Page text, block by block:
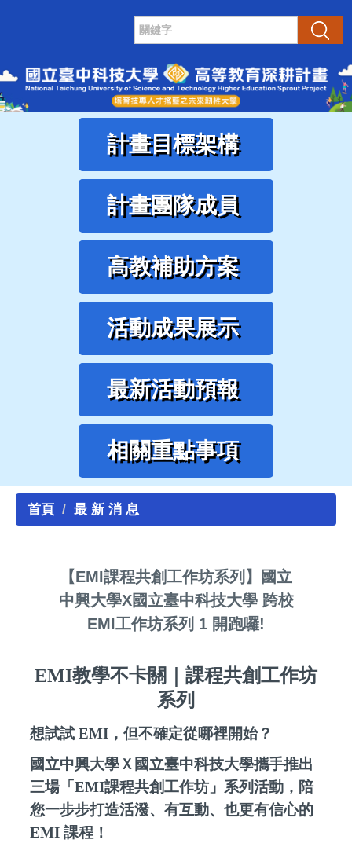
內
區
搜尋
計畫目標架構
計畫團隊成員
高教補助方案
活動成果展示
最新活動預報
相關重點事項
首頁 最 新 消 息
【EMI課程共創工作坊系列】國立
中興大學X國立臺中科技大學 跨校
EMI工作坊系列 1 開跑囉!
EMI教學不卡關
課程共創工作坊
系列
想試試 EMI ，但不確定從哪裡開始？
國立中興大學Ｘ國立臺中科技大學攜手推出
三場「EMI課程共創工作坊」系列活動，陪
您一步步打造活潑、有互動、也更有信心的
EMI課程！